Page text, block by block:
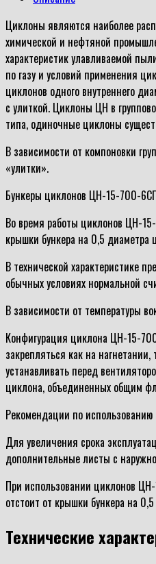
Циклоны являются наиболее
химической и нефтяной
характеристик улавливаемой
по газу и условий применения
циклонов одного внутреннего
с улиткой. Циклоны ЦН в
типа, одиночные циклоны
В зависимости от компоновки
«улитки».
Бункеры циклонов ЦН-15-700-
Во время работы циклонов ЦН-
крышки бункера на 0,5 диаметра
В технической характеристике
обычных условиях нормальной
В зависимости от температуры
Конфигурация циклона ЦН-15-
закрепляться как на
устанавливать перед
циклона, объединенных общим
Рекомендации по
Для увеличения срока
дополнительные листы с
При использовании циклонов
отстоит от крышки бункера на
Технические